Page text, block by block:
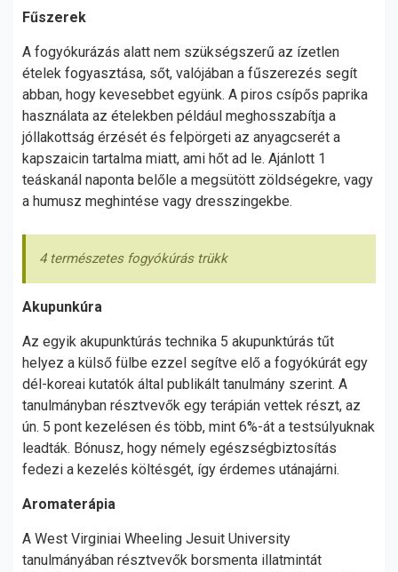
Fűszerek
A fogyókurázás alatt nem szükségszerű az ízetlen
ételek fogyasztása, sőt, valójában a fűszerezés segít
abban, hogy kevesebbet együnk. A piros csípős paprika
használata az ételekben például meghosszabítja a
jóllakottság érzését és felpörgeti az anyagcserét a
kapszaicin tartalma miatt, ami hőt ad le. Ajánlott 1
teáskanál naponta belőle a megsütött zöldségekre, vagy
a humusz meghintése vagy dresszingekbe.
4 természetes fogyókúrás trükk
Akupunkúra
Az egyik akupunktúrás technika 5 akupunktúrás tűt
helyez a külső fülbe ezzel segítve elő a fogyókúrát egy
dél-koreai kutatók által publikált tanulmány szerint. A
tanulmányban résztvevők egy terápián vettek részt, az
ún. 5 pont kezelésen és több, mint 6%-át a testsúlyuknak
leadták. Bónusz, hogy némely egészségbiztosítás
fedezi a kezelés költésgét, így érdemes utánajárni.
Aromaterápia
A West Virginiai Wheeling Jesuit University
tanulmányában résztvevők borsmenta illatmintát